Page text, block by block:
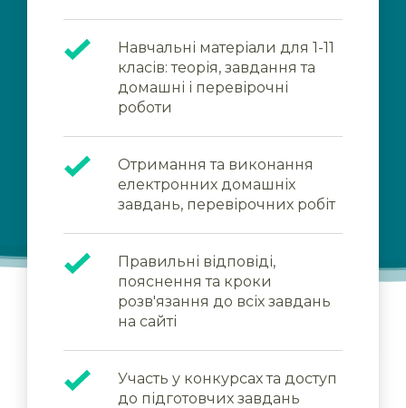
Навчальні матеріали для 1-11
класів: теорія, завдання та
домашні і перевірочні
роботи
Отримання та виконання
електронних домашніх
завдань, перевірочних робіт
Правильні відповіді,
пояснення та кроки
розв'язання до всіх завдань
на сайті
Участь у конкурсах та доступ
до підготовчих завдань